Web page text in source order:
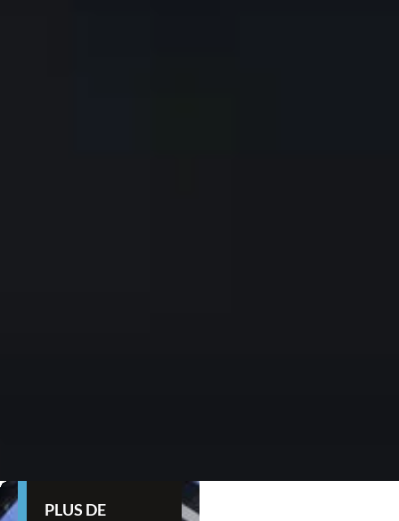
PLUS DE